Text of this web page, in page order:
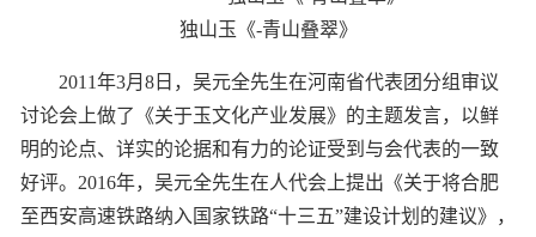
独山玉《-青山叠翠》
2011年3月8日，吴元全先生在河南省代表团分组审议
讨论会上做了《关于玉文化产业发展》的主题发言，以鲜
明的论点、详实的论据和有力的论证受到与会代表的一致
好评。2016年，吴元全先生在人代会上提出《关于将合肥
至西安高速铁路纳入国家铁路“十三五”建设计划的建议》，